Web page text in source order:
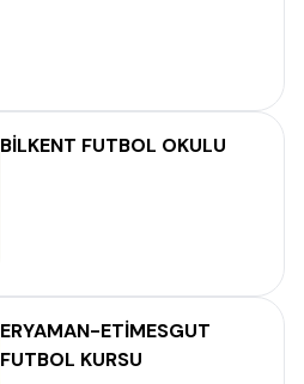
BİLKENT FUTBOL OKULU
ERYAMAN-ETİMESGUT
FUTBOL KURSU